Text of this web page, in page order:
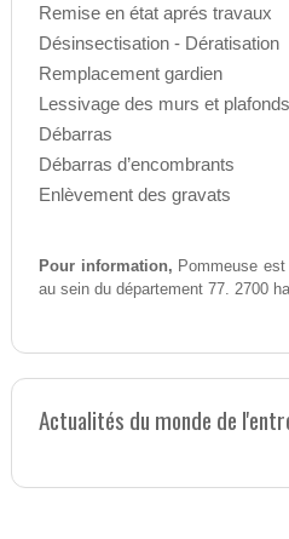
Remise en état aprés travaux
Désinsectisation - Dératisation
Remplacement gardien
Lessivage des murs et plafonds
Débarras
Débarras d’encombrants
Enlèvement des gravats
Pour information, Pommeuse
au sein du département 77. 2700
Actualités du monde de